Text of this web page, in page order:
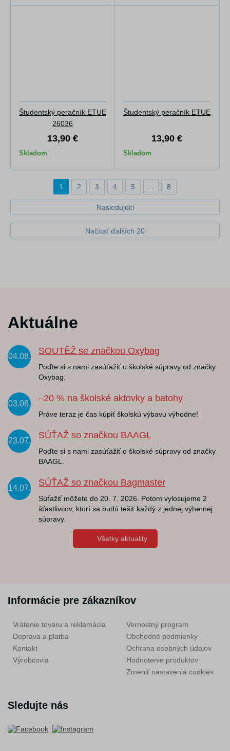
Študentský peračník ETUE
26036
13,90 €
Skladom
Študentský peračník ETUE
13,90 €
Skladom
1 2 3 4 5 8
Nasledujúci
Načítať ďalších 20
Aktuálne
04.08.
SOUTĚŽ se značkou Oxybag
Poďte si s nami zasúťažiť o školské súpravy od značky
Oxybag.
03.08.
–20 % na školské aktovky a batohy
Práve teraz je čas kúpiť školskú výbavu výhodne!
23.07.
SÚŤAŽ so značkou BAAGL
Poďte si s nami zasúťažiť o školské súpravy od značky
BAAGL.
14.07.
SÚŤAŽ so značkou Bagmaster
Súťažiť môžete do 20. 7. 2026. Potom vylosujeme 2
šťastlivcov, ktorí sa budú tešiť každý z jednej výhernej
súpravy.
Všetky aktuality
Informácie pre zákazníkov
Vrátenie tovaru a reklamácia
Doprava a platba
Kontakt
Výrobcovia
Vernostný program
Obchodné podmienky
Ochrana osobných údajov
Hodnotenie produktov
Zmeniť nastavenia cookies
Sledujte nás